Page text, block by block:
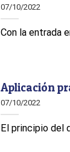
07/10/2022
Con la entrada
Aplicación
07/10/2022
El principio del